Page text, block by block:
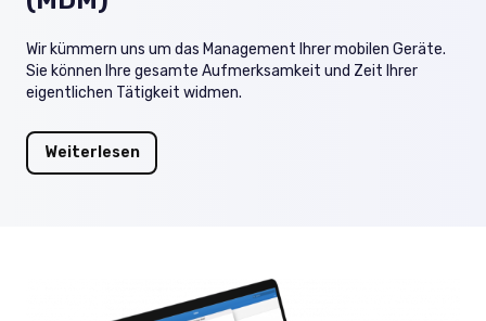
Wir kümmern uns um das Management Ihrer mobilen Geräte.
Sie können Ihre gesamte Aufmerksamkeit und Zeit Ihrer
eigentlichen Tätigkeit widmen.
Weiterlesen